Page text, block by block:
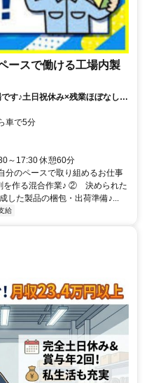
ースで働ける工場内製
す♪土日祝休み×残業ほぼなしで
ら車で5分
～17:30 休憩60分
のペースで取り組めるお仕事
作る混合作業♪ ② 決められた
た製品の梱包・出荷準備♪...
給